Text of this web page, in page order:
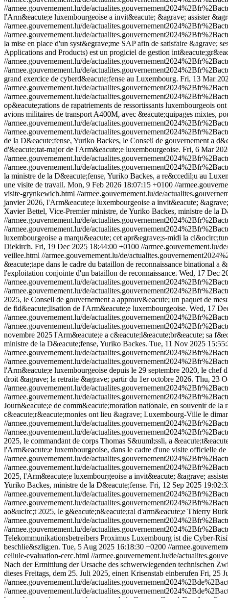
//armee.gouvernement.lu/de/
l'Arm&eacute;e luxembourgeoise a invit&eacute; &agrave; assister
//armee.gouvernement.lu/de/
//armee.gouvernement.lu/de/
la mise en place d'un syst&egrave;me SAP afin de satisfaire &agrave;
Applications and Products) est un progiciel de gestion
//armee.gouvernement.lu/de/
//armee.gouvernement.lu/de/
grand exercice de cyberd&eacute;fense au Luxembourg. Fri, 13 Mar
//armee.gouvernement.lu/de/
//armee.gouvernement.lu/de/
op&eacute;rations de rapatriements de ressortissants luxembourgeois
avions militaires de transport A400M, avec &eacute;quipages mixtes,
//armee.gouvernement.lu/de/
//armee.gouvernement.lu/de/
de la D&eacute;fense, Yuriko Backes, le Conseil de gouvernement a
d'&eacute;tat-major de l'Arm&eacute;e luxembourgeoise. Fri, 6 Mar
//armee.gouvernement.lu/de/
//armee.gouvernement.lu/de/
la ministre de la D&eacute;fense, Yuriko Backes, a re&ccedil;u au
une visite de travail. Mon, 9 Feb 2026 18:07:15 +0100 //
visite-grynkewich.html //armee.gouvernement.lu/de/
janvier 2026, l'Arm&eacute;e luxembourgeoise a invit&eacute;
Xavier Bettel, Vice-Premier ministre, de Yuriko Backes, ministre de la
//armee.gouvernement.lu/de/
//armee.gouvernement.lu/de/
luxembourgeoise a marqu&eacute; cet apr&egrave;s-midi la
Diekirch. Fri, 19 Dec 2025 18:44:00 +0100 //armee.gouvernement.lu/
veillee.html //armee.gouvernement.lu/de/
&eacute;tape dans le cadre du bataillon de reconnaissance binational a
l'exploitation conjointe d'un bataillon de reconnaissance. Wed, 17 Dec
//armee.gouvernement.lu/de/
//armee.gouvernement.lu/de/
2025, le Conseil de gouvernement a approuv&eacute; un paquet de
de fid&eacute;lisation de l'Arm&eacute;e luxembourgeoise. Wed, 17
//armee.gouvernement.lu/de/
//armee.gouvernement.lu/de/
novembre 2025 l'Arm&eacute;e a c&eacute;l&eacute;br&eacute; sa
ministre de la D&eacute;fense, Yuriko Backes. Tue, 11 Nov 2025
//armee.gouvernement.lu/de/
//armee.gouvernement.lu/de/
l'Arm&eacute;e luxembourgeoise depuis le 29 septembre 2020, le
droit &agrave; la retraite &agrave; partir du 1er octobre 2026. Thu, 23
//armee.gouvernement.lu/de/
//armee.gouvernement.lu/de/
Journ&eacute;e de comm&eacute;moration nationale, en souvenir de
c&eacute;r&eacute;monies ont lieu &agrave; Luxembourg-Ville le
//armee.gouvernement.lu/de/
//armee.gouvernement.lu/de/
2025, le commandant de corps Thomas S&uuml;ssli, a
l'Arm&eacute;e luxembourgeoise, dans le cadre d'une visite officielle de
//armee.gouvernement.lu/de/
//armee.gouvernement.lu/de/
2025, l'Arm&eacute;e luxembourgeoise a invit&eacute; &agrave;
Yuriko Backes, ministre de la D&eacute;fense. Fri, 12 Sep 2025
//armee.gouvernement.lu/de/
//armee.gouvernement.lu/de/
ao&ucirc;t 2025, le g&eacute;n&eacute;ral d'arm&eacute;e Thierry
//armee.gouvernement.lu/de/
//armee.gouvernement.lu/de/
Telekommunikationsbetreibers Proximus Luxembourg ist die Cyber-
beschlie&szlig;en. Tue, 5 Aug 2025 16:18:30 +0200 //
cellule-evaluation-cerc.html //armee.gouvernement.lu/de/
Nach der Ermittlung der Ursache des schwerwiegenden technischen
dieses Freitags, dem 25. Juli 2025, einen Krisenstab einberufen Fri, 25
//armee.gouvernement.lu/de/
//armee.gouvernement.lu/de/